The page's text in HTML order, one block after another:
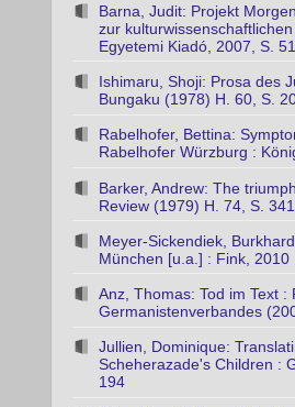
Barna, Judit: Projekt
zur
Egyetemi Kiadó, 2007, S.
Ishimaru, Shoji: Prosa des
Bungaku (1978) H. 60, S.
Rabelhofer, Bettina:
Rabelhofer Würzburg :
Barker, Andrew: The
Review (1979) H. 74, S.
Meyer-Sickendiek,
München [u.a.] : Fink, 2010
Anz, Thomas: Tod im Text
Germanistenverbandes
Jullien, Dominique:
Scheherazade's Children :
194